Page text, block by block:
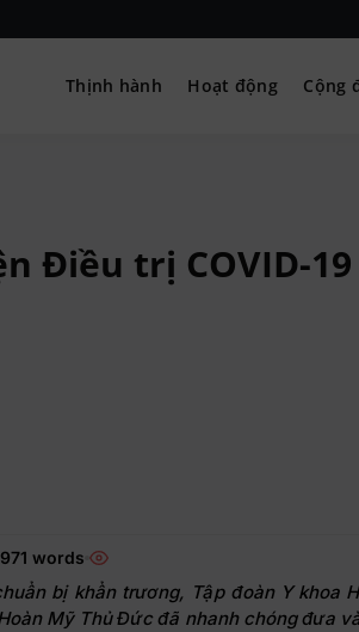
nghiệpThịnh hành Hoạt động Cộng
Điều trị COVID-
971 words
bị khẩn trương, Tập đoàn Y khoa
Mỹ Thủ Đức đã nhanh chóng đưa